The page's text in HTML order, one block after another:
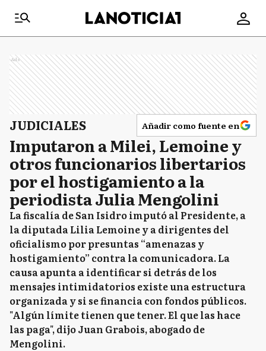
Ads
JUDICIALES Añadir como fuente en
Imputaron a Milei, Lemoine y
otros funcionarios libertarios
por el hostigamiento a la
periodista Julia Mengolini
La fiscalía de San Isidro imputó al Presidente, a
la diputada Lilia Lemoine y a dirigentes del
oficialismo por presuntas “amenazas y
hostigamiento” contra la comunicadora. La
causa apunta a identificar si detrás de los
mensajes intimidatorios existe una estructura
organizada y si se financia con fondos públicos.
"Algún límite tienen que tener. El que las hace
las paga", dijo Juan Grabois, abogado de
Mengolini.